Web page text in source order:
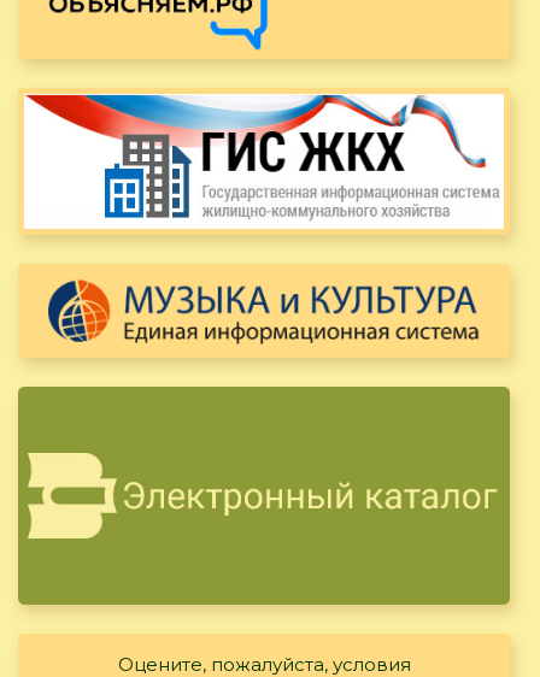
Оцените, пожалуйста, условия